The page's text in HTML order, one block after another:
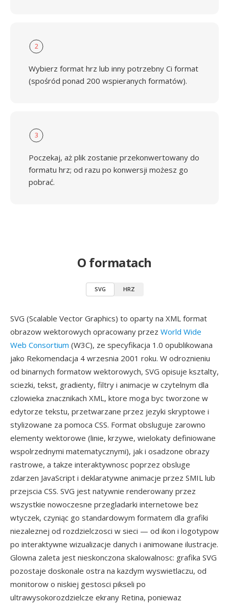
2
Wybierz format hrz lub inny potrzebny Ci format
(spośród ponad 200 wspieranych formatów).
3
Poczekaj, aż plik zostanie przekonwertowany do
formatu hrz; od razu po konwersji możesz go
pobrać.
O formatach
SVG HRZ
SVG (Scalable Vector Graphics) to oparty na XML format
obrazow wektorowych opracowany przez World Wide
Web Consortium (W3C), ze specyfikacja 1.0 opublikowana
jako Rekomendacja 4 wrzesnia 2001 roku. W odroznieniu
od binarnych formatow wektorowych, SVG opisuje ksztalty,
sciezki, tekst, gradienty, filtry i animacje w czytelnym dla
czlowieka znacznikach XML, ktore moga byc tworzone w
edytorze tekstu, przetwarzane przez jezyki skryptowe i
stylizowane za pomoca CSS. Format obsluguje zarowno
elementy wektorowe (linie, krzywe, wielokaty definiowane
wspolrzednymi matematycznymi), jak i osadzone obrazy
rastrowe, a takze interaktywnosc poprzez obsluge
zdarzen JavaScript i deklaratywne animacje przez SMIL lub
przejscia CSS. SVG jest natywnie renderowany przez
wszystkie nowoczesne przegladarki internetowe bez
wtyczek, czyniąc go standardowym formatem dla grafiki
niezaleznej od rozdzielczosci w sieci — od ikon i logotypow
po interaktywne wizualizacje danych i animowane ilustracje.
Glowna zaleta jest nieskonczona skalowalnosc: grafika SVG
pozostaje doskonale ostra na kazdym wyswietlaczu, od
monitorow o niskiej gestosci pikseli po
ultrawysokorozdzielcze ekrany Retina, poniewaz